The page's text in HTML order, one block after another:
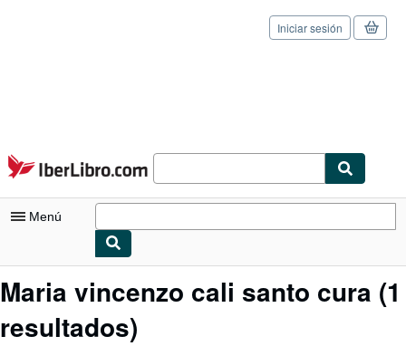
Pasar al contenido principal
IberLibro.com
Iniciar sesión
Menú
Mi cuenta
Maria vincenzo cali santo cura (1
resultados)